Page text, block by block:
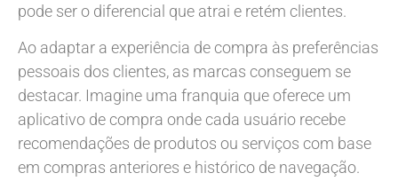
pode ser o diferencial que atrai e retém clientes.
Ao adaptar a experiência de compra às preferências
pessoais dos clientes, as marcas conseguem se
destacar. Imagine uma franquia que oferece um
aplicativo de compra onde cada usuário recebe
recomendações de produtos ou serviços com base
em compras anteriores e histórico de navegação.